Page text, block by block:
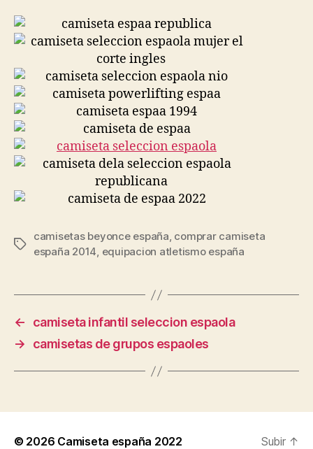
Etiquetas
camisetas beyonce españa, comprar camiseta
españa 2014, equipacion atletismo españa
←
camiseta infantil seleccion espaola
→
camisetas de grupos espaoles
© 2026 Camiseta españa 2022 Subir ↑